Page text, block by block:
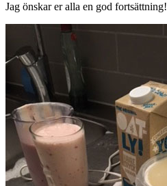
Jag önskar er alla en god fortsättning!